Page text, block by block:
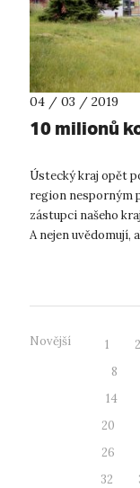
04 / 03 / 2019
10 milionů
Ústecký kraj opět
region nesporným
zástupci našeho
A nejen uvědomují,
Novější 1 2
8
14
20
26
32